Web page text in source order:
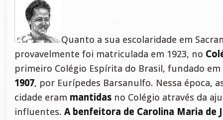
Quanto a sua escolaridade em
provavelmente foi matriculada em 1923, no
primeiro Colégio Espírita do Brasil, fundado em
1907, por Eurípedes Barsanulfo. Nessa época,
cidade eram mantidas no Colégio através da
influentes. A benfeitora de Carolina Maria de